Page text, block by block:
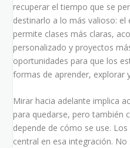
recuperar el tiempo que se
destinarlo a lo más valioso:
permite clases más claras,
personalizado y proyectos
oportunidades para que los
formas de aprender, explorar
Mirar hacia adelante implica
para quedarse, pero también
depende de cómo se use.
central en esa integración.